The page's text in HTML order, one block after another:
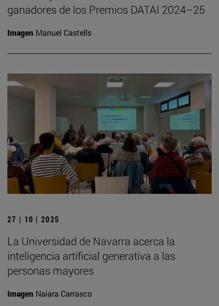
ganadores de los Premios DATAI 2024–25
Imagen Manuel Castells
27 | 10 | 2025
La Universidad de Navarra acerca la
inteligencia artificial generativa a las
personas mayores
Imagen Naiara Carrasco